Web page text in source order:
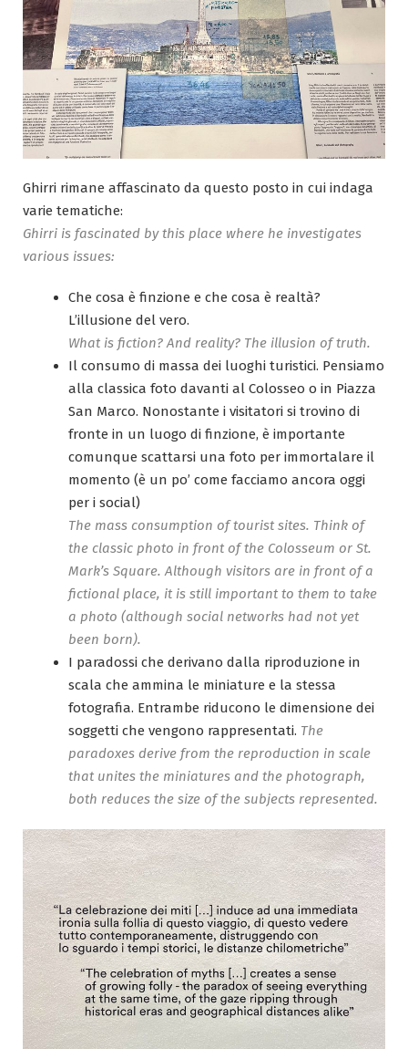
Ghirri rimane affascinato da questo posto in cui indaga
varie tematiche:
Ghirri is fascinated by this place where he investigates
various issues:
Che cosa è finzione e che cosa è realtà?
L’illusione del vero.
What is fiction? And reality? The illusion of truth.
Il consumo di massa dei luoghi turistici. Pensiamo
alla classica foto davanti al Colosseo o in Piazza
San Marco. Nonostante i visitatori si trovino di
fronte in un luogo di finzione, è importante
comunque scattarsi una foto per immortalare il
momento (è un po’ come facciamo ancora oggi
per i social)
The mass consumption of tourist sites. Think of
the classic photo in front of the Colosseum or St.
Mark’s Square. Although visitors are in front of a
fictional place, it is still important to them to take
a photo (although social networks had not yet
been born).
I paradossi che derivano dalla riproduzione in
scala che ammina le miniature e la stessa
fotografia. Entrambe riducono le dimensione dei
soggetti che vengono rappresentati. The
paradoxes derive from the reproduction in scale
that unites the miniatures and the photograph,
both reduces the size of the subjects represented.